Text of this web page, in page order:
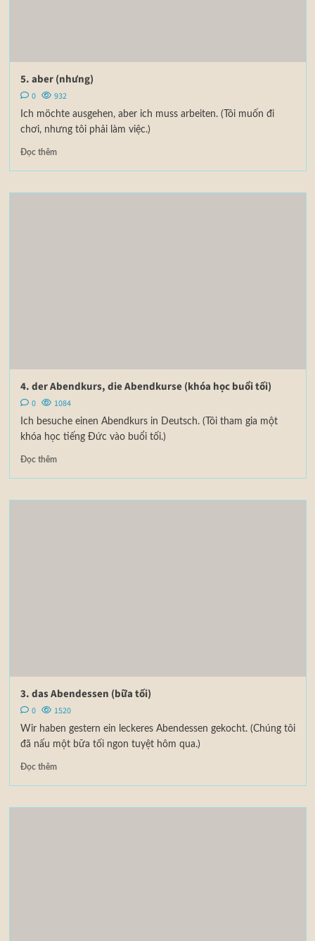
5. aber (nhưng)
0 932
Ich möchte ausgehen, aber ich muss arbeiten. (Tôi muốn đi
chơi, nhưng tôi phải làm việc.)
Đọc thêm
4. der Abendkurs, die Abendkurse (khóa học buổi tối)
0 1084
Ich besuche einen Abendkurs in Deutsch. (Tôi tham gia một
khóa học tiếng Đức vào buổi tối.)
Đọc thêm
3. das Abendessen (bữa tối)
0 1520
Wir haben gestern ein leckeres Abendessen gekocht. (Chúng tôi
đã nấu một bữa tối ngon tuyệt hôm qua.)
Đọc thêm